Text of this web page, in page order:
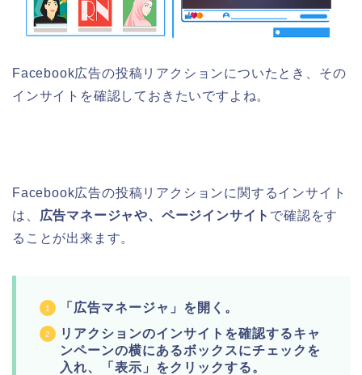
Facebook広告の投稿リアクションについたとき、その
インサイトを確認しておきたいですよね。
Facebook広告の投稿リアクションに関するインサイト
は、 広告マネージャや、ページインサイト で確認をす
ることが出来ます。
「広告マネージャ」を開く。
リアクションのインサイトを確認するキャ
ンペーンの横にあるボックスにチェックを
入れ、「表示」をクリックする。